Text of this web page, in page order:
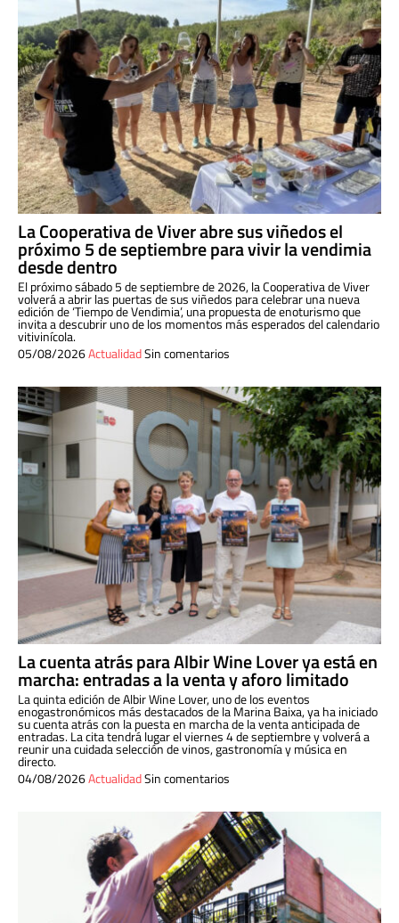
La Cooperativa de Viver abre sus viñedos el
próximo 5 de septiembre para vivir la vendimia
desde dentro
El próximo sábado 5 de septiembre de 2026, la Cooperativa de Viver
volverá a abrir las puertas de sus viñedos para celebrar una nueva
edición de ‘Tiempo de Vendimia’, una propuesta de enoturismo que
invita a descubrir uno de los momentos más esperados del calendario
vitivinícola.
05/08/2026ActualidadSin comentarios
La cuenta atrás para Albir Wine Lover ya está en
marcha: entradas a la venta y aforo limitado
La quinta edición de Albir Wine Lover, uno de los eventos
enogastronómicos más destacados de la Marina Baixa, ya ha iniciado
su cuenta atrás con la puesta en marcha de la venta anticipada de
entradas. La cita tendrá lugar el viernes 4 de septiembre y volverá a
reunir una cuidada selección de vinos, gastronomía y música en
directo.
04/08/2026ActualidadSin comentarios